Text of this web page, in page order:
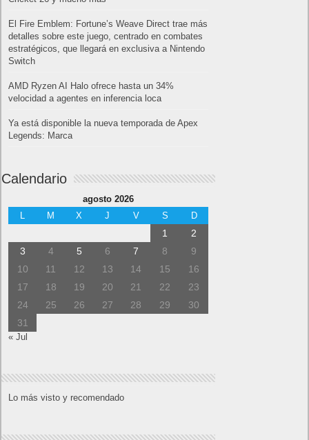
El Fire Emblem: Fortune’s Weave Direct trae más
detalles sobre este juego, centrado en combates
estratégicos, que llegará en exclusiva a Nintendo
Switch
AMD Ryzen AI Halo ofrece hasta un 34%
velocidad a agentes en inferencia loca
Ya está disponible la nueva temporada de Apex
Legends: Marca
Calendario
agosto 2026
M X J V S D
1
2
3
4 5 6 7 8
9
10
11 12 13 14 15
16
17
18 19 20 21 22
23
24
25 26 27 28 29
30
31
« Jul
Lo más visto y recomendado